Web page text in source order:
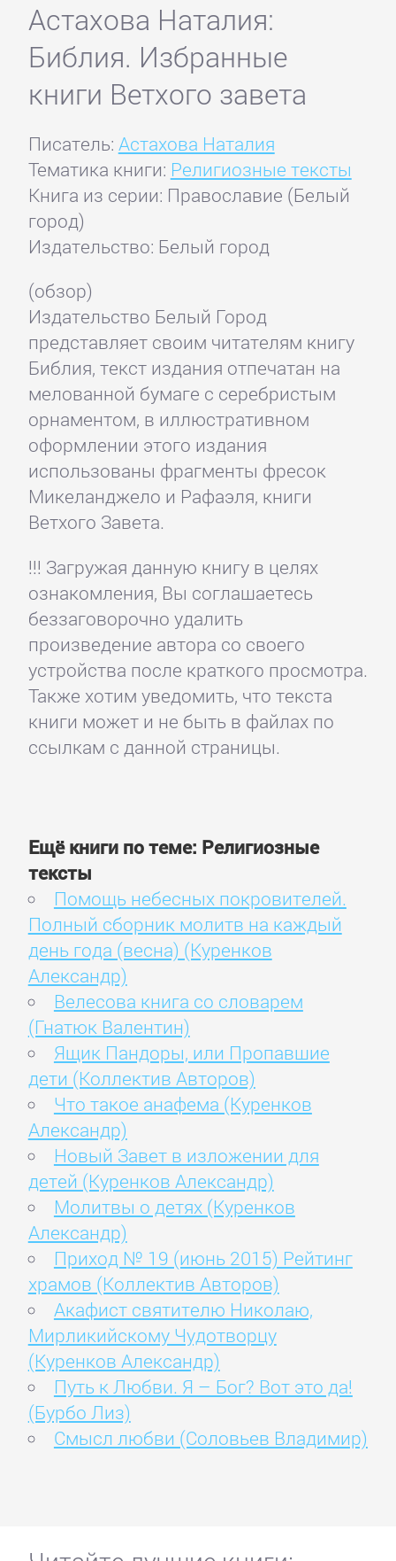
Астахова Наталия:
Библия. Избранные
книги Ветхого завета
Писатель: Астахова Наталия
Тематика книги: Религиозные тексты
Книга из серии: Православие (Белый
город)
Издательство: Белый город
(обзор)
Издательство Белый Город
представляет своим читателям книгу
Библия, текст издания отпечатан на
мелованной бумаге с серебристым
орнаментом, в иллюстративном
оформлении этого издания
использованы фрагменты фресок
Микеланджело и Рафаэля, книги
Ветхого Завета.
!!! Загружая данную книгу в целях
ознакомления, Вы соглашаетесь
беззаговорочно удалить
произведение автора со своего
устройства после краткого просмотра.
Также хотим уведомить, что текста
книги может и не быть в файлах по
ссылкам с данной страницы.
Ещё книги по теме: Религиозные
тексты
Помощь небесных покровителей.
Полный сборник молитв на каждый
день года (весна) (Куренков
Александр)
Велесова книга со словарем
(Гнатюк Валентин)
Ящик Пандоры, или Пропавшие
дети (Коллектив Авторов)
Что такое анафема (Куренков
Александр)
Новый Завет в изложении для
детей (Куренков Александр)
Молитвы о детях (Куренков
Александр)
Приход № 19 (июнь 2015) Рейтинг
храмов (Коллектив Авторов)
Акафист святителю Николаю,
Мирликийскому Чудотворцу
(Куренков Александр)
Путь к Любви. Я – Бог? Вот это да!
(Бурбо Лиз)
Смысл любви (Соловьев Владимир)